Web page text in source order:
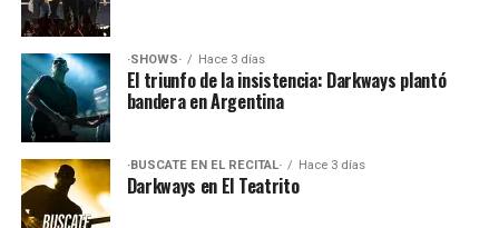
·SHOWS· Hace 3 días
El triunfo de la insistencia: Darkways plantó
bandera en Argentina
·BUSCATE EN EL RECITAL· Hace 3 días
Darkways en El Teatrito